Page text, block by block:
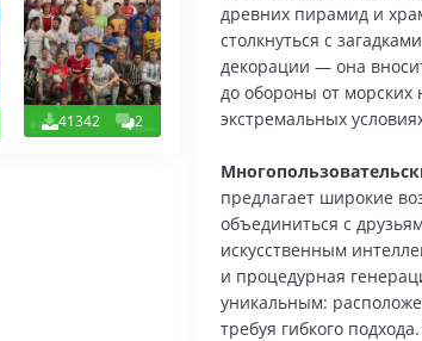
41342 2
древних пирамид и
столкнуться с
декорации — она
до обороны от морских
экстремальных
предлагает широкие
объединиться с
искусственным
и процедурная
уникальным:
требуя гибкого